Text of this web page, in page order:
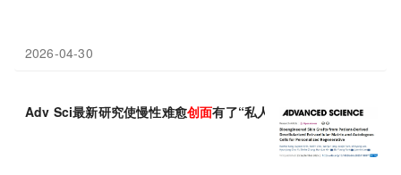
2026-04-30
Adv Sci最新研究使慢性难愈创面有了“私人修复方案”